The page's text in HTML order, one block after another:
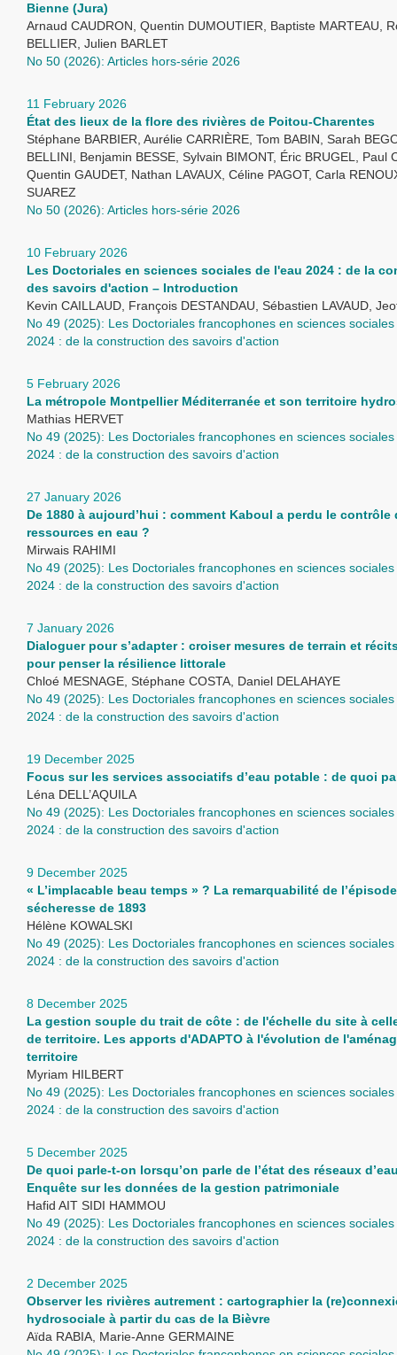
Bienne (Jura)
Arnaud CAUDRON, Quentin DUMOUTIER, Baptiste MARTEAU,
BELLIER, Julien BARLET
No 50 (2026): Articles hors-série 2026
11 February 2026
État des lieux de la flore des rivières de Poitou-Charentes
Stéphane BARBIER, Aurélie CARRIÈRE, Tom BABIN, Sarah
BELLINI, Benjamin BESSE, Sylvain BIMONT, Éric BRUGEL, Paul
Quentin GAUDET, Nathan LAVAUX, Céline PAGOT, Carla
SUAREZ
No 50 (2026): Articles hors-série 2026
10 February 2026
Les Doctoriales en sciences sociales de l'eau 2024 : de la
des savoirs d'action – Introduction
Kevin CAILLAUD, François DESTANDAU, Sébastien LAVAUD,
No 49 (2025): Les Doctoriales francophones en sciences
2024 : de la construction des savoirs d'action
5 February 2026
La métropole Montpellier Méditerranée et son territoire
Mathias HERVET
No 49 (2025): Les Doctoriales francophones en sciences
2024 : de la construction des savoirs d'action
27 January 2026
De 1880 à aujourd’hui : comment Kaboul a perdu le contrôle
ressources en eau ?
Mirwais RAHIMI
No 49 (2025): Les Doctoriales francophones en sciences
2024 : de la construction des savoirs d'action
7 January 2026
Dialoguer pour s’adapter : croiser mesures de terrain et
pour penser la résilience littorale
Chloé MESNAGE, Stéphane COSTA, Daniel DELAHAYE
No 49 (2025): Les Doctoriales francophones en sciences
2024 : de la construction des savoirs d'action
19 December 2025
Focus sur les services associatifs d’eau potable : de quoi
Léna DELL’AQUILA
No 49 (2025): Les Doctoriales francophones en sciences
2024 : de la construction des savoirs d'action
9 December 2025
« L’implacable beau temps » ? La remarquabilité de
sécheresse de 1893
Hélène KOWALSKI
No 49 (2025): Les Doctoriales francophones en sciences
2024 : de la construction des savoirs d'action
8 December 2025
La gestion souple du trait de côte : de l'échelle du site à
de territoire. Les apports d'ADAPTO à l'évolution de
territoire
Myriam HILBERT
No 49 (2025): Les Doctoriales francophones en sciences
2024 : de la construction des savoirs d'action
5 December 2025
De quoi parle-t-on lorsqu’on parle de l’état des réseaux
Enquête sur les données de la gestion patrimoniale
Hafid AIT SIDI HAMMOU
No 49 (2025): Les Doctoriales francophones en sciences
2024 : de la construction des savoirs d'action
2 December 2025
Observer les rivières autrement : cartographier la
hydrosociale à partir du cas de la Bièvre
Aïda RABIA, Marie-Anne GERMAINE